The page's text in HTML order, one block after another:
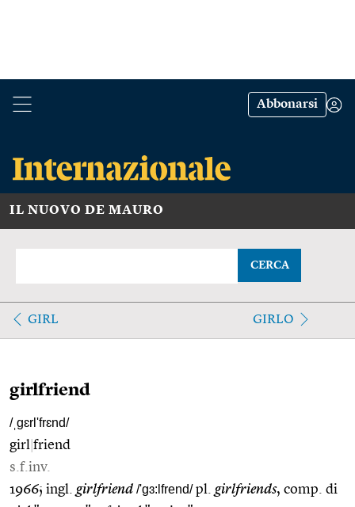
Abbonarsi
IL NUOVO DE MAURO
CERCA
GIRL GIRLO
girlfriend
/ˌgɛrl'frɛnd/
girl friend
s.f.inv.
1966; ingl. girlfriend /'gɜ:lfrend/pl. girlfriends, comp. di